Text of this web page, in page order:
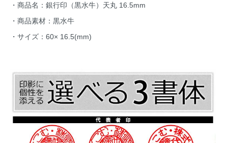
・商品名：銀行印（黒水牛）天丸 16.5mm
・商品素材：黒水牛
・サイズ：60× 16.5(mm)